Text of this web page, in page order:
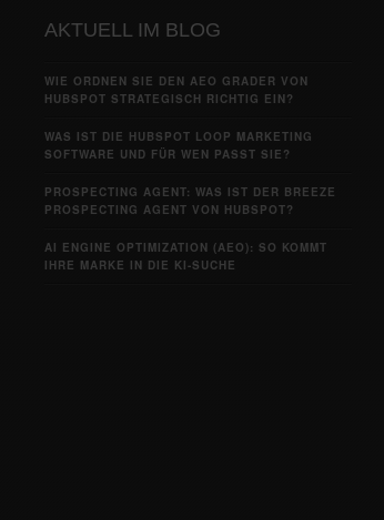
AKTUELL IM BLOG
WIE ORDNEN SIE DEN AEO GRADER VON
HUBSPOT STRATEGISCH RICHTIG EIN?
WAS IST DIE HUBSPOT LOOP MARKETING
SOFTWARE UND FÜR WEN PASST SIE?
PROSPECTING AGENT: WAS IST DER BREEZE
PROSPECTING AGENT VON HUBSPOT?
AI ENGINE OPTIMIZATION (AEO): SO KOMMT
IHRE MARKE IN DIE KI-SUCHE